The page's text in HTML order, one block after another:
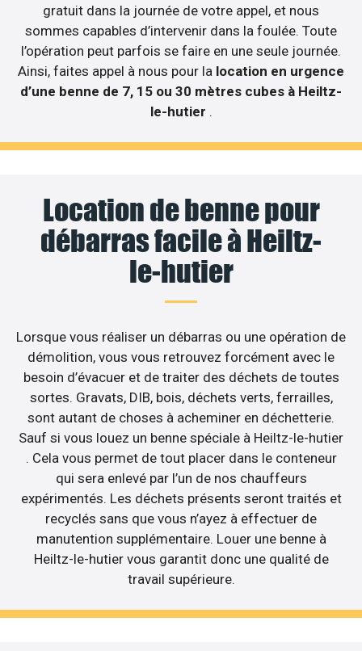
gratuit dans la journée de votre appel, et nous
sommes capables d’intervenir dans la foulée. Toute
l’opération peut parfois se faire en une seule journée.
Ainsi, faites appel à nous pour la location en urgence
d’une benne de 7, 15 ou 30 mètres cubes à Heiltz-
le-hutier .
Location de benne pour
débarras facile à Heiltz-
le-hutier
Lorsque vous réaliser un débarras ou une opération de
démolition, vous vous retrouvez forcément avec le
besoin d’évacuer et de traiter des déchets de toutes
sortes. Gravats, DIB, bois, déchets verts, ferrailles,
sont autant de choses à acheminer en déchetterie.
Sauf si vous louez un benne spéciale à Heiltz-le-hutier
. Cela vous permet de tout placer dans le conteneur
qui sera enlevé par l’un de nos chauffeurs
expérimentés. Les déchets présents seront traités et
recyclés sans que vous n’ayez à effectuer de
manutention supplémentaire. Louer une benne à
Heiltz-le-hutier vous garantit donc une qualité de
travail supérieure.